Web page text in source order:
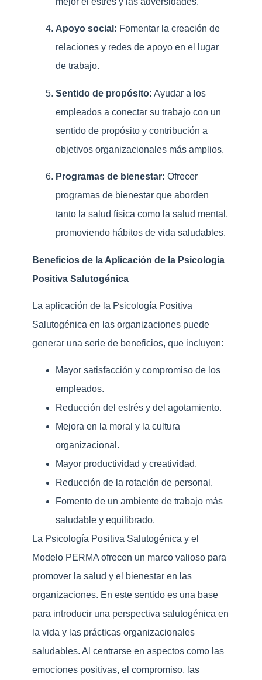
Apoyo social: Fomentar la creación de
relaciones y redes de apoyo en el lugar
de trabajo.
Sentido de propósito: Ayudar a los
empleados a conectar su trabajo con un
sentido de propósito y contribución a
objetivos organizacionales más amplios.
Programas de bienestar: Ofrecer
programas de bienestar que aborden
tanto la salud física como la salud mental,
promoviendo hábitos de vida saludables.
Beneficios de la Aplicación de la Psicología
Positiva Salutogénica
La aplicación de la Psicología Positiva
Salutogénica en las organizaciones puede
generar una serie de beneficios, que incluyen:
Mayor satisfacción y compromiso de los
empleados.
Reducción del estrés y del agotamiento.
Mejora en la moral y la cultura
organizacional.
Mayor productividad y creatividad.
Reducción de la rotación de personal.
Fomento de un ambiente de trabajo más
saludable y equilibrado.
La Psicología Positiva Salutogénica y el
Modelo PERMA ofrecen un marco valioso para
promover la salud y el bienestar en las
organizaciones. En este sentido es una base
para introducir una perspectiva salutogénica en
la vida y las prácticas organizacionales
saludables. Al centrarse en aspectos como las
emociones positivas, el compromiso, las